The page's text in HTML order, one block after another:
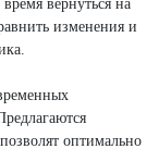
вернуться на
изменения и
оптимально